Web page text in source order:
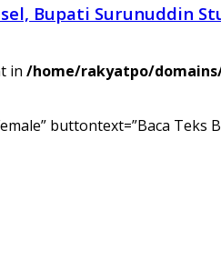
Bupati Surunuddin
in /home/rakyatpo/
buttontext=”Baca